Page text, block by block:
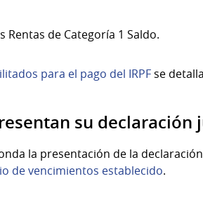
Rentas de Categoría 1 Saldo.
para el pago del IRPFse
su declaración
la presentación de la
de vencimientos establecido.